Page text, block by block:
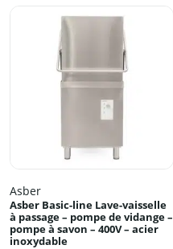
Asber
Asber Basic-line Lave-vaisselle
à passage – pompe de vidange –
pompe à savon – 400V – acier
inoxydable